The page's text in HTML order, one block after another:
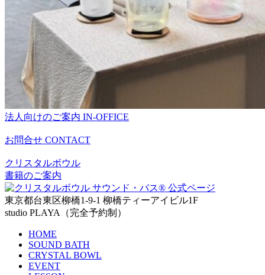
法人向けのご案内 IN-OFFICE
お問合せ CONTACT
クリスタルボウル
書籍のご案内
東京都台東区柳橋1-9-1 柳橋ティーアイビル1F
studio PLAYA（完全予約制）
HOME
SOUND BATH
CRYSTAL BOWL
EVENT